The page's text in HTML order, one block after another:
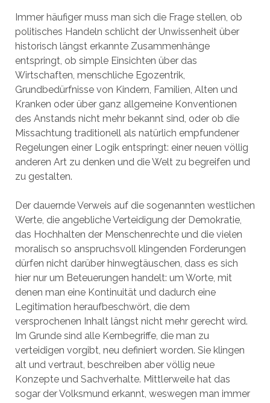
Immer häufiger muss man sich die Frage stellen, ob
politisches Handeln schlicht der Unwissenheit über
historisch längst erkannte Zusammenhänge
entspringt, ob simple Einsichten über das
Wirtschaften, menschliche Egozentrik,
Grundbedürfnisse von Kindern, Familien, Alten und
Kranken oder über ganz allgemeine Konventionen
des Anstands nicht mehr bekannt sind, oder ob die
Missachtung traditionell als natürlich empfundener
Regelungen einer Logik entspringt: einer neuen völlig
anderen Art zu denken und die Welt zu begreifen und
zu gestalten.
Der dauernde Verweis auf die sogenannten westlichen
Werte, die angebliche Verteidigung der Demokratie,
das Hochhalten der Menschenrechte und die vielen
moralisch so anspruchsvoll klingenden Forderungen
dürfen nicht darüber hinwegtäuschen, dass es sich
hier nur um Beteuerungen handelt: um Worte, mit
denen man eine Kontinuität und dadurch eine
Legitimation heraufbeschwört, die dem
versprochenen Inhalt längst nicht mehr gerecht wird.
Im Grunde sind alle Kernbegriffe, die man zu
verteidigen vorgibt, neu definiert worden. Sie klingen
alt und vertraut, beschreiben aber völlig neue
Konzepte und Sachverhalte. Mittlerweile hat das
sogar der Volksmund erkannt, weswegen man immer